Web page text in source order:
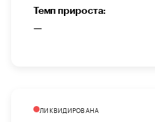
Темп прироста:
—
ЛИКВИДИРОВАНА